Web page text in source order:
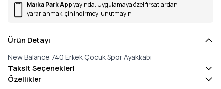
Marka Park Appyayında. Uygulamaya özel fırsatlardan
yararlanmak için indirmeyi unutmayın
Ürün Detayı
New Balance 740 Erkek Çocuk Spor Ayakkabı
Taksit Seçenekleri
Özellikler